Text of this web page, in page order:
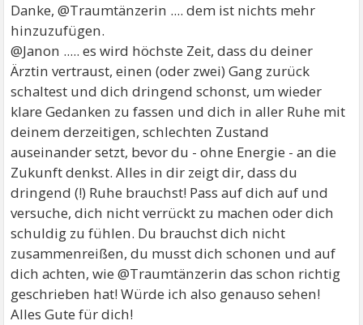
Danke, @Traumtänzerin .... dem ist nichts mehr
hinzuzufügen.
@Janon ..... es wird höchste Zeit, dass du deiner
Ärztin vertraust, einen (oder zwei) Gang zurück
schaltest und dich dringend schonst, um wieder
klare Gedanken zu fassen und dich in aller Ruhe mit
deinem derzeitigen, schlechten Zustand
auseinander setzt, bevor du - ohne Energie - an die
Zukunft denkst. Alles in dir zeigt dir, dass du
dringend (!) Ruhe brauchst! Pass auf dich auf und
versuche, dich nicht verrückt zu machen oder dich
schuldig zu fühlen. Du brauchst dich nicht
zusammenreißen, du musst dich schonen und auf
dich achten, wie @Traumtänzerin das schon richtig
geschrieben hat! Würde ich also genauso sehen!
Alles Gute für dich!